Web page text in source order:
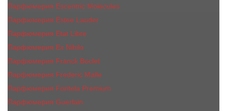
Парфюмерия Escentric Molecules
Парфюмерия Estee Lаudеr
Парфюмерия Etat Libre
Парфюмерия Ex Nihilo
Парфюмерия Franck Boclet
Парфюмерия Frеderic Mаlle
Парфюмерия Fontela Premium
Парфюмерия Guerlain